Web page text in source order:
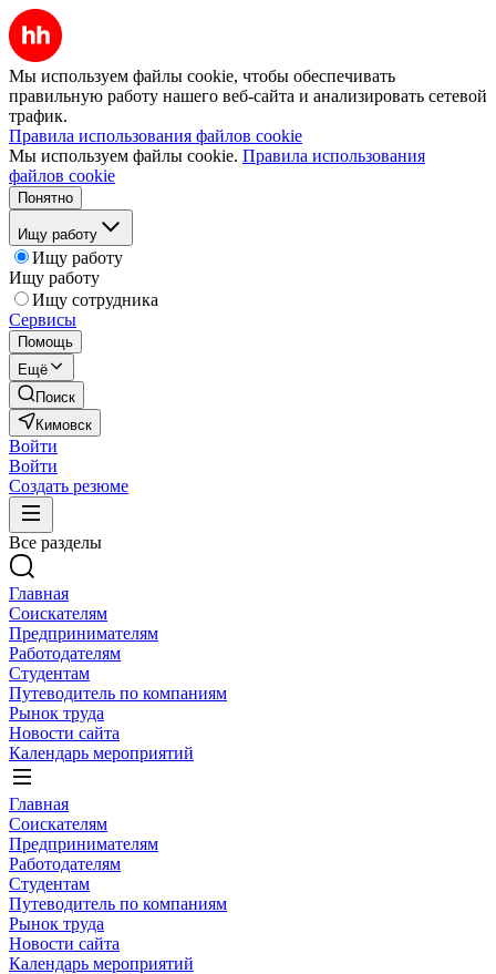
Мы используем файлы cookie, чтобы обеспечивать
правильную работу нашего веб-сайта и анализировать сетевой
трафик.
Правила использования файлов cookie
Мы используем файлы cookie. Правила использования
файлов cookie
Понятно
Ищу работу
Ищу работу
Ищу работу
Ищу сотрудника
Сервисы
Помощь
Ещё
Поиск
Кимовск
Войти
Войти
Создать резюме
Все разделы
Главная
Соискателям
Предпринимателям
Работодателям
Студентам
Путеводитель по компаниям
Рынок труда
Новости сайта
Календарь мероприятий
Главная
Соискателям
Предпринимателям
Работодателям
Студентам
Путеводитель по компаниям
Рынок труда
Новости сайта
Календарь мероприятий